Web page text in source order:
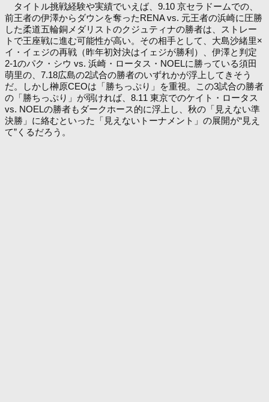
タイトル挑戦経験や実績でいえば、9.10 京セラドームでの、
前王者の伊澤からダウンを奪ったRENA vs. 元王者の浜崎に圧勝
した柔道五輪銅メダリストのクジュティナの勝者は、ストレー
トで王座戦に進む可能性が高い。その相手として、大島沙緒里×
イ・イェジの再戦（昨年初対決はイェジが勝利）、伊澤と判定
2-1のパク・シウ vs. 浜崎・ロータス・NOELに勝っている須田
萌里の、7.18広島の2試合の勝者のいずれかが浮上してきそう
だ。しかし榊原CEOは「勝ちっぷり」を重視。この3試合の勝者
の「勝ちっぷり」が弱ければ、8.11 東京でのケイト・ロータス
vs. NOELの勝者もダークホース的に浮上し、秋の「見えない準
決勝」に絡むといった「見えないトーナメント」の展開が“見え
て”くるだろう。